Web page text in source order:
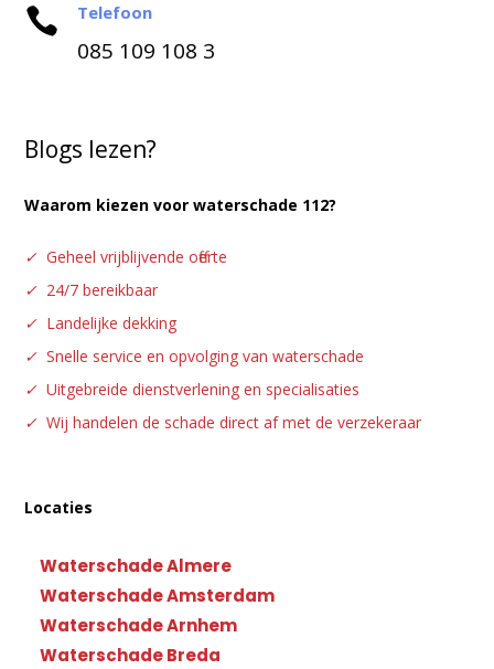
 Telefoon
085 109 108 3
Blogs lezen?
Waarom kiezen voor waterschade 112?
✓ Geheel vrijblijvende offerte
✓ 24/7 bereikbaar
✓ Landelijke dekking
✓ Snelle service en opvolging van waterschade
✓ Uitgebreide dienstverlening en specialisaties
✓ Wij handelen de schade direct af met de verzekeraar
Locaties
Waterschade Almere
Waterschade Amsterdam
Waterschade Arnhem
Waterschade Breda